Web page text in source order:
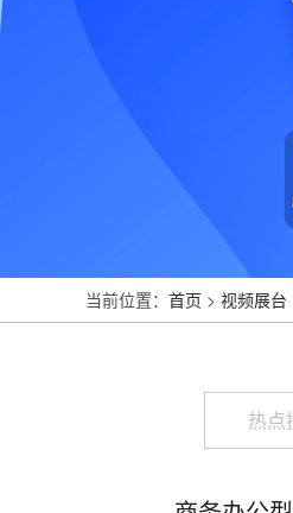
当前位置： 首页 > 视频展台